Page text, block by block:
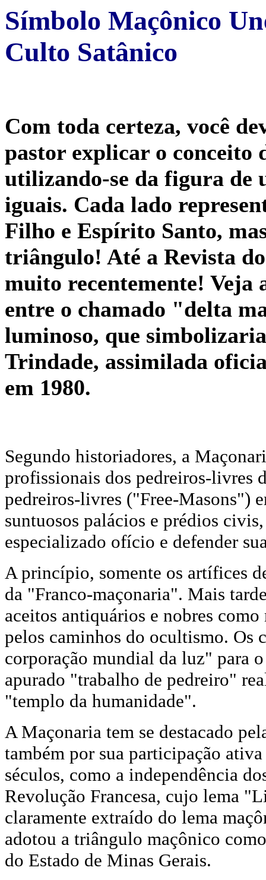
Símbolo Maçônico
Culto Satânico
Com toda certeza, você
pastor explicar o conceito
utilizando-se da figura de
iguais. Cada lado
Filho e Espírito Santo,
triângulo! Até a Revista
muito recentemente! Veja
entre o chamado "delta
luminoso, que
Trindade, assimilada
em 1980.
Segundo historiadores, a
profissionais dos pedreiros-livres
pedreiros-livres ("Free-Masons")
suntuosos palácios e prédios
especializado ofício e defender
A princípio, somente os artífices
da "Franco-maçonaria". Mais
aceitos antiquários e nobres
pelos caminhos do ocultismo. Os
corporação mundial da luz" para
apurado "trabalho de pedreiro"
"templo da humanidade".
A Maçonaria tem se destacado
também por sua participação
séculos, como a independência
Revolução Francesa, cujo lema
claramente extraído do lema
adotou a triângulo maçônico
do Estado de Minas Gerais.